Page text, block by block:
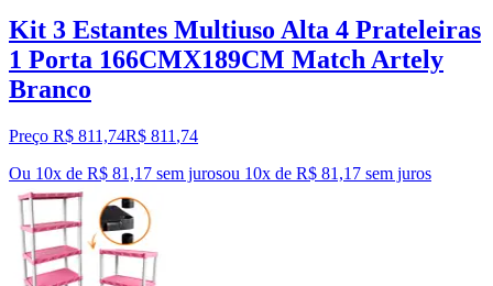
Kit 3 Estantes Multiuso Alta 4 Prateleiras
1 Porta 166CMX189CM Match Artely
Branco
Preço R$ 811,74R$ 811 ,74
Ou 10x de R$ 81,17 sem jurosou 10x de R$ 81,17 sem juros